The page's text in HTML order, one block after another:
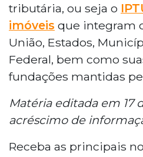
tributária, ou seja o
imóveis que integram
União, Estados,
Federal, bem como
fundações mantidas
Matéria editada em 17
acréscimo de
Receba as principais